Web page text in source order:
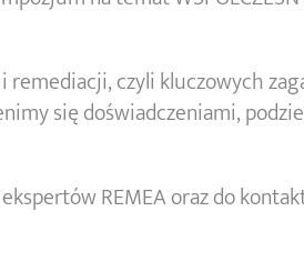
czyli kluczowych
się doświadczeniami,
REMEA oraz do